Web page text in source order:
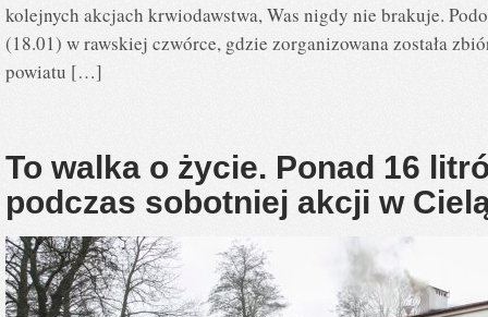
kolejnych akcjach krwiodawstwa, Was nigdy nie brakuje.
(18.01) w rawskiej czwórce, gdzie zorganizowana została
powiatu […]
To walka o życie. Ponad 16
podczas sobotniej akcji w